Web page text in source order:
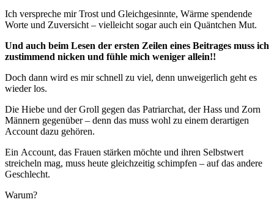
Ich verspreche mir Trost und Gleichgesinnte, Wärme spendende
Worte und Zuversicht – vielleicht sogar auch ein Quäntchen Mut.
Und auch beim Lesen der ersten Zeilen eines Beitrages muss ich
zustimmend nicken und fühle mich weniger allein!!
Doch dann wird es mir schnell zu viel, denn unweigerlich geht es
wieder los.
Die Hiebe und der Groll gegen das Patriarchat, der Hass und Zorn
Männern gegenüber – denn das muss wohl zu einem derartigen
Account dazu gehören.
Ein Account, das Frauen stärken möchte und ihren Selbstwert
streicheln mag, muss heute gleichzeitig schimpfen – auf das andere
Geschlecht.
Warum?